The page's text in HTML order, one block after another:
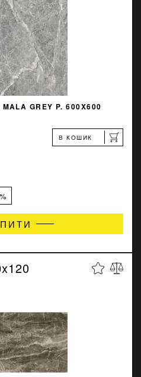
GREY P. 600X600
В КОШИК
%